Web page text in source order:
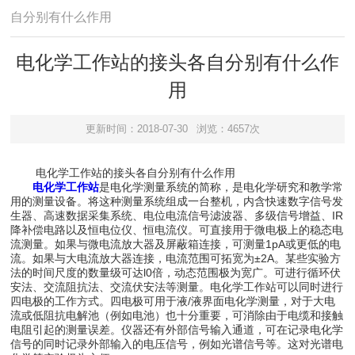
自分别有什么作用
电化学工作站的接头各自分别有什么作
用
更新时间：2018-07-30 浏览：4657次
电化学工作站的接头各自分别有什么作用
电化学工作站是电化学测量系统的简称，是电化学研究和教学常
用的测量设备。将这种测量系统组成一台整机，内含快速数字信号发
生器、高速数据采集系统、电位电流信号滤波器、多级信号增益、IR
降补偿电路以及恒电位仪、恒电流仪。可直接用于微电极上的稳态电
流测量。如果与微电流放大器及屏蔽箱连接，可测量1pA或更低的电
流。如果与大电流放大器连接，电流范围可拓宽为±2A。某些实验方
法的时间尺度的数量级可达l0倍，动态范围极为宽广。可进行循环伏
安法、交流阻抗法、交流伏安法等测量。电化学工作站可以同时进行
四电极的工作方式。四电极可用于液/液界面电化学测量，对于大电
流或低阻抗电解池（例如电池）也十分重要，可消除由于电缆和接触
电阻引起的测量误差。仪器还有外部信号输入通道，可在记录电化学
信号的同时记录外部输入的电压信号，例如光谱信号等。这对光谱电